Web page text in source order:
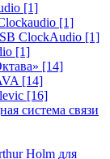
[1]
[1]
ClockAudio [1]
[1]
[14]
[14]
[16]
система связи
Holm для